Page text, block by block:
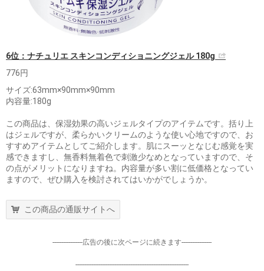
6位：ナチュリエ スキンコンディショニングジェル 180g
776円
サイズ:63mm×90mm×90mm
内容量:180g
この商品は、保湿効果の高いジェルタイプのアイテムです。括り上
はジェルですが、柔らかいクリームのような使い心地ですので、お
すすめアイテムとしてご紹介します。肌にスーッとなじむ感覚を実
感できますし、無香料無着色で刺激少なめとなっていますので、そ
の点がメリットになりますね。内容量が多い割に低価格となってい
ますので、ぜひ購入を検討されてはいかがでしょうか。
この商品の通販サイトへ
-----------------広告の後に次ページに続きます-----------------
----------------------------------------------------------------